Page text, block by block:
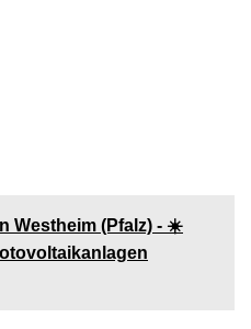
Westheim (Pfalz) - ☀️